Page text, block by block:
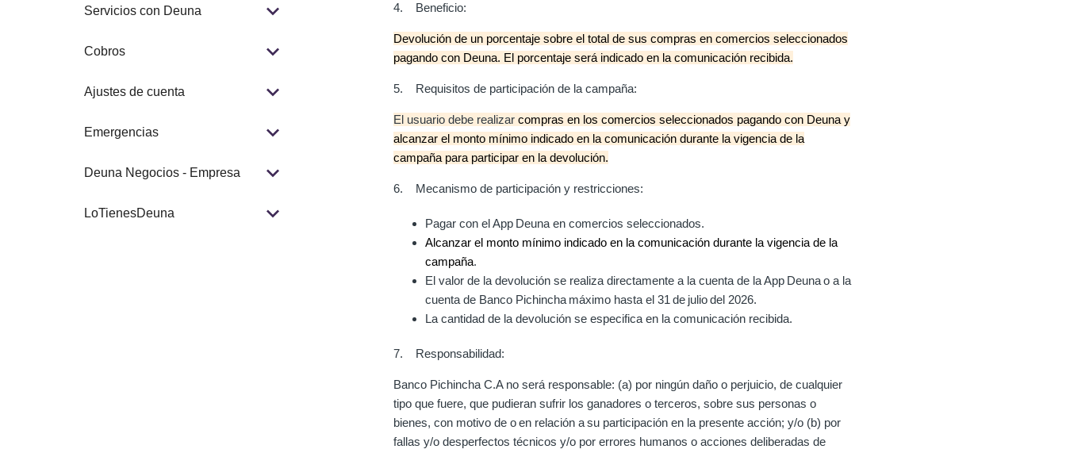
Servicios con Deuna
Cobros
Ajustes de cuenta
Emergencias
Deuna Negocios - Empresa
LoTienesDeuna
4. Beneficio:
Devolución de un porcentaje sobre el total de sus compras en comercios seleccionados
pagando con Deuna. El porcentaje será indicado en la comunicación recibida.
5. Requisitos de participación de la campaña:
El usuario debe realizar compras en los comercios seleccionados pagando con Deuna y
alcanzar el monto mínimo indicado en la comunicación durante la vigencia de la
campaña para participar en la devolución.
6. Mecanismo de participación y restricciones:
Pagar con el App Deuna en comercios seleccionados.
Alcanzar el monto mínimo indicado en la comunicación durante la vigencia de la
campaña.
El valor de la devolución se realiza directamente a la cuenta de la App Deuna o a la
cuenta de Banco Pichincha máximo hasta el 31 de julio del 2026.
La cantidad de la devolución se especifica en la comunicación recibida.
7. Responsabilidad:
Banco Pichincha C.A no será responsable: (a) por ningún daño o perjuicio, de cualquier
tipo que fuere, que pudieran sufrir los ganadores o terceros, sobre sus personas o
bienes, con motivo de o en relación a su participación en la presente acción; y/o (b) por
fallas y/o desperfectos técnicos y/o por errores humanos o acciones deliberadas de